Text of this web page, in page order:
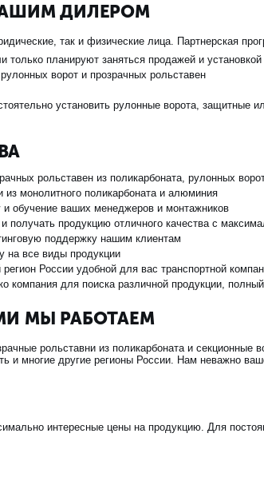
ДИЛЕРОМ
так и физические лица. Партнерская
только планируют заняться продажей и
ворот и прозрачных рольставен
установить рулонные ворота, защитные
рольставен из поликарбоната, рулонных
из монолитного поликарбоната и алюминия
обучение ваших менеджеров и монтажников
получать продукцию отличного качества с
поддержку нашим клиентам
на все виды продукции
России удобной для вас транспортной
компания для поиска различной продукции,
МЫ РАБОТАЕМ
рольставни из поликарбоната и
и многие другие регионы России. Нам неважно
интересные цены на продукцию. Для